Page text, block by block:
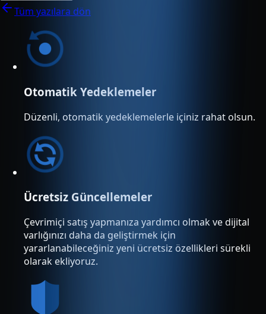
Tüm yazılara dön
Otomatik Yedeklemeler
Düzenli, otomatik yedeklemelerle içiniz rahat olsun.
Ücretsiz Güncellemeler
Çevrimiçi satış yapmanıza yardımcı olmak ve dijital
varlığınızı daha da geliştirmek için
yararlanabileceğiniz yeni ücretsiz özellikleri sürekli
olarak ekliyoruz.